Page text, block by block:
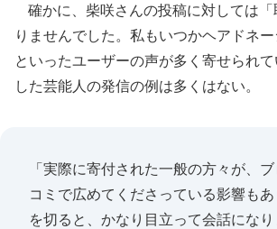
確かに、柴咲さんの投稿に対しては「
りませんでした。私もいつかヘアドネー
といったユーザーの声が多く寄せられ
した芸能人の発信の例は多くはない。
「実際に寄付された一般の方々が、
コミで広めてくださっている影響も
を切ると、かなり目立って会話にな